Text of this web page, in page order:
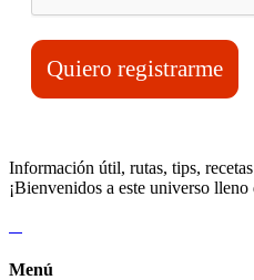
Quiero registrarme
Información útil, rutas, tips,
¡Bienvenidos a este universo lleno
Menú